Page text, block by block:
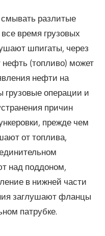
смывать разлитые
время грузовых
шпигаты, через
нефть (топливо) может
нефти на
грузовые операции и
причин
прежде чем
от топлива,
над поддоном,
в нижней части
заглушают фланцы
патрубке.